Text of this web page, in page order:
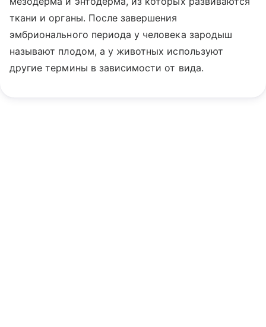
ткани и органы. После завершения
эмбрионального периода у человека зародыш
называют плодом, а у животных используют
другие термины в зависимости от вида.